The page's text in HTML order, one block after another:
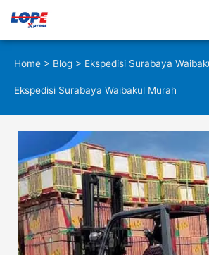
konten
Home > Blog > Ekspedisi Surabaya
Ekspedisi Surabaya Waibakul Murah